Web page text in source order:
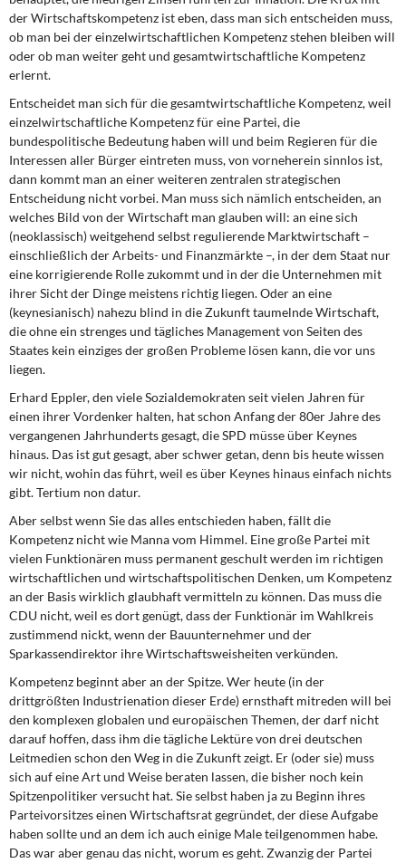
der Wirtschaftskompetenz ist eben, dass man sich entscheiden muss,
ob man bei der einzelwirtschaftlichen Kompetenz stehen bleiben will
oder ob man weiter geht und gesamtwirtschaftliche Kompetenz
erlernt.
Entscheidet man sich für die gesamtwirtschaftliche Kompetenz, weil
einzelwirtschaftliche Kompetenz für eine Partei, die
bundespolitische Bedeutung haben will und beim Regieren für die
Interessen aller Bürger eintreten muss, von vorneherein sinnlos ist,
dann kommt man an einer weiteren zentralen strategischen
Entscheidung nicht vorbei. Man muss sich nämlich entscheiden, an
welches Bild von der Wirtschaft man glauben will: an eine sich
(neoklassisch) weitgehend selbst regulierende Marktwirtschaft –
einschließlich der Arbeits- und Finanzmärkte –, in der dem Staat nur
eine korrigierende Rolle zukommt und in der die Unternehmen mit
ihrer Sicht der Dinge meistens richtig liegen. Oder an eine
(keynesianisch) nahezu blind in die Zukunft taumelnde Wirtschaft,
die ohne ein strenges und tägliches Management von Seiten des
Staates kein einziges der großen Probleme lösen kann, die vor uns
liegen.
Erhard Eppler, den viele Sozialdemokraten seit vielen Jahren für
einen ihrer Vordenker halten, hat schon Anfang der 80er Jahre des
vergangenen Jahrhunderts gesagt, die SPD müsse über Keynes
hinaus. Das ist gut gesagt, aber schwer getan, denn bis heute wissen
wir nicht, wohin das führt, weil es über Keynes hinaus einfach nichts
gibt. Tertium non datur.
Aber selbst wenn Sie das alles entschieden haben, fällt die
Kompetenz nicht wie Manna vom Himmel. Eine große Partei mit
vielen Funktionären muss permanent geschult werden im richtigen
wirtschaftlichen und wirtschaftspolitischen Denken, um Kompetenz
an der Basis wirklich glaubhaft vermitteln zu können. Das muss die
CDU nicht, weil es dort genügt, dass der Funktionär im Wahlkreis
zustimmend nickt, wenn der Bauunternehmer und der
Sparkassendirektor ihre Wirtschaftsweisheiten verkünden.
Kompetenz beginnt aber an der Spitze. Wer heute (in der
drittgrößten Industrienation dieser Erde) ernsthaft mitreden will bei
den komplexen globalen und europäischen Themen, der darf nicht
darauf hoffen, dass ihm die tägliche Lektüre von drei deutschen
Leitmedien schon den Weg in die Zukunft zeigt. Er (oder sie) muss
sich auf eine Art und Weise beraten lassen, die bisher noch kein
Spitzenpolitiker versucht hat. Sie selbst haben ja zu Beginn ihres
Parteivorsitzes einen Wirtschaftsrat gegründet, der diese Aufgabe
haben sollte und an dem ich auch einige Male teilgenommen habe.
Das war aber genau das nicht, worum es geht. Zwanzig der Partei